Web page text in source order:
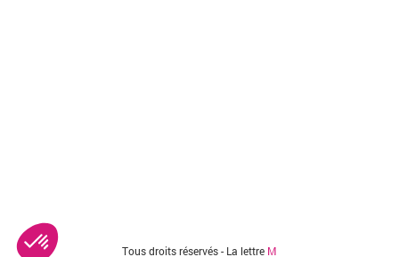
Tous droits réservés - La lettre M